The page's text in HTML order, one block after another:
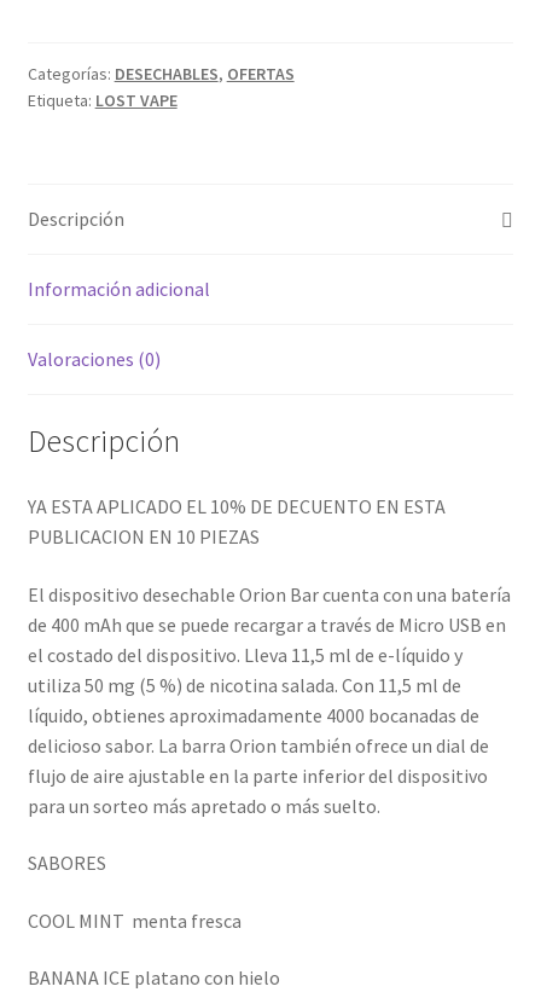
VAPE
4000PUFFS
OFERTA
MENOS
%
DESCUENTO
Categorías: DESECHABLES, OFERTAS
Etiqueta: LOST VAPE
Descripción
Información adicional
Valoraciones (0)
Descripción
YA ESTA APLICADO EL 10% DE DECUENTO EN ESTA
PUBLICACION EN 10 PIEZAS
El dispositivo desechable Orion Bar cuenta con una batería
de 400 mAh que se puede recargar a través de Micro USB en
el costado del dispositivo. Lleva 11,5 ml de e-líquido y
utiliza 50 mg (5 %) de nicotina salada. Con 11,5 ml de
líquido, obtienes aproximadamente 4000 bocanadas de
delicioso sabor. La barra Orion también ofrece un dial de
flujo de aire ajustable en la parte inferior del dispositivo
para un sorteo más apretado o más suelto.
SABORES
COOL MINT menta fresca
BANANA ICE platano con hielo